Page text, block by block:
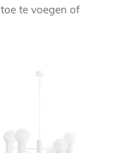
te voegen of